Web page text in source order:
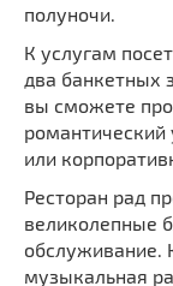
полуночи.
К услугам
два банкетных
вы сможете
или
Ресторан рад
великолепные
обслуживание.
музыкальная